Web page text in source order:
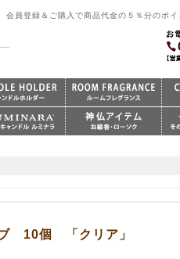
会員登録＆ご購入で商品代金の５％分のポイ
ブ 10個 「クリア」